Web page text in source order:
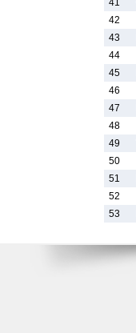
41
42
43
44
45
46
47
48
49
50
51
52
53